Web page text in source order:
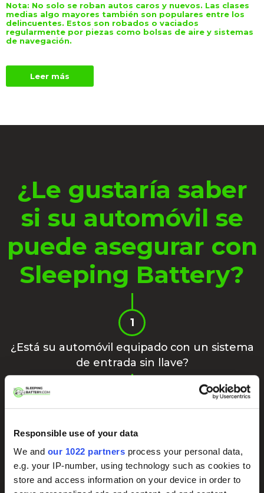
Responsible use of your data
We and our 1022 partners process your personal data,
e.g. your IP-number, using technology such as cookies to
store and access information on your device in order to
Nota: No solo se roban autos caros y nuevos. Las clases
medias algo mayores también son populares entre los
delincuentes. Estos son robados o vaciados
regularmente por piezas como bolsas de aire y sistemas
de navegación.
Leer más
¿Le gustaría saber
si su automóvil se
puede asegurar con
Sleeping Battery?
1
¿Está su automóvil equipado con un sistema
de entrada sin llave?
¿La llave de tu auto tiene una batería 2032 o
Si puede responder "sí" a las dos preguntas anteriores,
¡entonces puede asegurar su automóvil con Sleeping Battery!